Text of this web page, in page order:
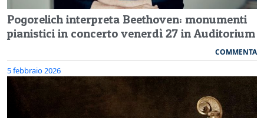
Pogorelich interpreta Beethoven: monumenti
pianistici in concerto venerdì 27 in Auditorium
COMMENTA
5 febbraio 2026